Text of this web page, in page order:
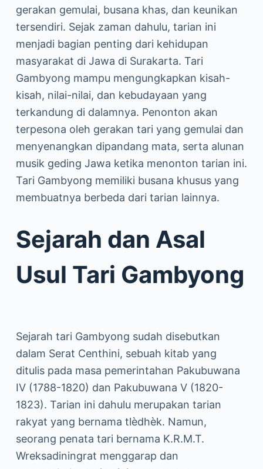
gerakan gemulai, busana khas, dan keunikan
tersendiri. Sejak zaman dahulu, tarian ini
menjadi bagian penting dari kehidupan
masyarakat di Jawa di Surakarta. Tari
Gambyong mampu mengungkapkan kisah-
kisah, nilai-nilai, dan kebudayaan yang
terkandung di dalamnya. Penonton akan
terpesona oleh gerakan tari yang gemulai dan
menyenangkan dipandang mata, serta alunan
musik geding Jawa ketika menonton tarian ini.
Tari Gambyong memiliki busana khusus yang
membuatnya berbeda dari tarian lainnya.
Sejarah dan Asal
Usul Tari Gambyong
Sejarah tari Gambyong sudah disebutkan
dalam Serat Centhini, sebuah kitab yang
ditulis pada masa pemerintahan Pakubuwana
IV (1788-1820) dan Pakubuwana V (1820-
1823). Tarian ini dahulu merupakan tarian
rakyat yang bernama tlèdhèk. Namun,
seorang penata tari bernama K.R.M.T.
Wreksadiningrat menggarap dan